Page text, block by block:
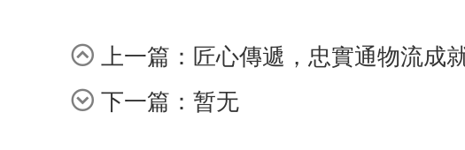
上一篇：匠心傳遞，忠實通物流成
下一篇：暂无